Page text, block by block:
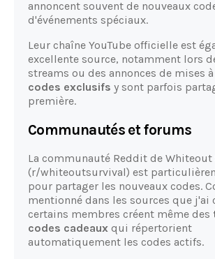
annoncent souvent de nouveaux
d'événements spéciaux.
Leur chaîne YouTube officielle est
excellente source, notamment lors
streams ou des annonces de mises
codes exclusifs y sont parfois
première.
Communautés et forums
La communauté Reddit de Whiteout
(r/whiteoutsurvival) est
pour partager les nouveaux codes.
mentionné dans les sources que j'ai
certains membres créent même des
codes cadeaux qui répertorient
automatiquement les codes actifs.